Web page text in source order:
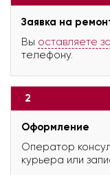
Заявка на
Вы оставляете
телефону.
2
Оформление
Оператор
курьера или